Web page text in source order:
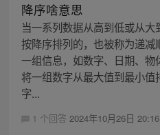
降序啥意思
当一系列数据从高到低或从
按降序排列的，也被称为递
一组信息，如数字、日期、物
将一组数字从最大值到最小值
字...
1 个回答 2024年10月26日 20:16